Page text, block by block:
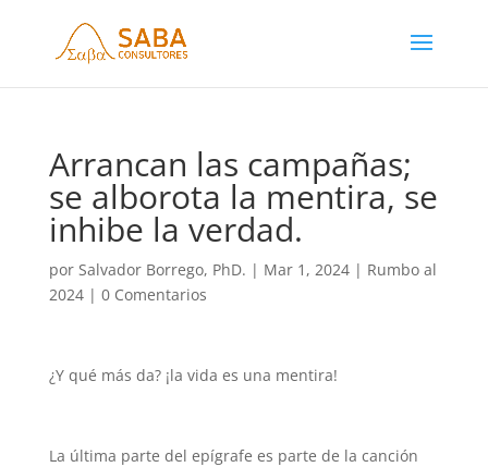
Arrancan las campañas;
se alborota la mentira, se
inhibe la verdad.
por Salvador Borrego, PhD. | Mar 1, 2024| Rumbo al
2024| 0 Comentarios
¿Y qué más da? ¡la vida es una mentira!
La última parte del epígrafe es parte de la canción